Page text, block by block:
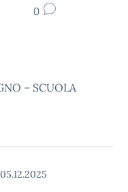
0
– SCUOLA
05.12.2025